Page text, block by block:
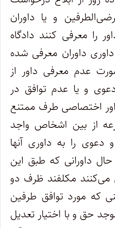
و یا داوران
را معرفی کنند دادگاه
داوران معرفی شده
عدم معرفی داور از
و یا عدم توافق در
اختصاصی طرف ممتنع
از بین‌ اشخاص واجد
دعوی را به داوری آنها
داورانی که طبق این
می‌کنند مکلفند‌ ظرف دو
که مورد توافق طرفین
حق و با اختیار تعدیل